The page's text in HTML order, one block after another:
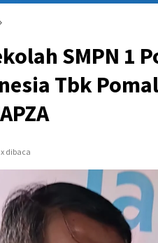
SMPN 1
Tbk
x dibaca